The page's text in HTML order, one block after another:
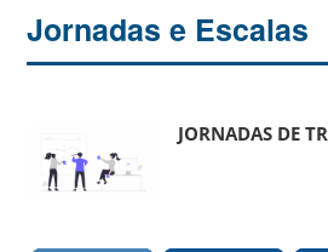
Jornadas e Escalas
JORNADAS DE